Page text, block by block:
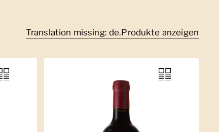
Translation missing: de.Produkte anzeigen